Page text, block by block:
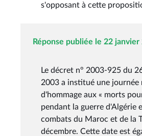
s'opposant à cette
Réponse publiée le 22 janvier
Le décret n° 2003-925 du
2003 a institué une journée
d'hommage aux « morts
pendant la guerre d'Algérie
combats du Maroc et de la
décembre. Cette date est